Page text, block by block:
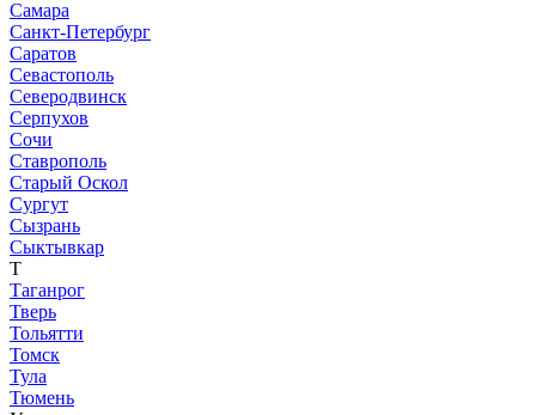
Самара
Санкт-Петербург
Саратов
Севастополь
Северодвинск
Серпухов
Сочи
Ставрополь
Старый Оскол
Сургут
Сызрань
Сыктывкар
Т
Таганрог
Тверь
Тольятти
Томск
Тула
Тюмень